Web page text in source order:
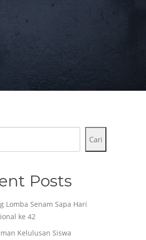
Cari
Posts
Lomba Senam Sapa Hari
ke 42
Kelulusan Siswa